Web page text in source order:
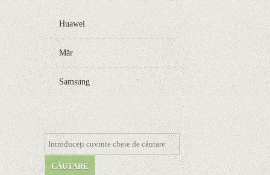
Huawei
Măr
Samsung